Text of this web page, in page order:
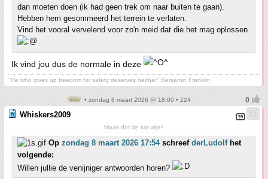
dan moeten doen (ik had geen trek om naar buiten te gaan).
Hebben hem gesommeerd het terrein te verlaten.
Vind het vooral vervelend voor zo'n meid dat die het mag oplossen
Ik vind jou dus de normale in deze
"He who gives up freedom for safety deserves neither" Benjamin Franklin
• zondag 8 maart 2026 @ 18:00 • 224
Whiskers2009
Maak dat de kat wijs!!
Op zondag 8 maart 2026 17:54schreef derLudolfhet
volgende:
Willen jullie de venijniger antwoorden horen?